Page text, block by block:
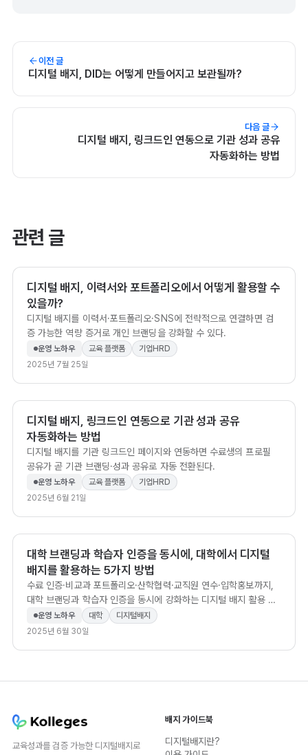
이전 글
디지털 배지, DID는 어떻게 만들어지고 보관될까?
다음 글
디지털 배지, 링크드인 연동으로 기관 성과 공유
자동화하는 방법
관련 글
디지털 배지, 이력서와 포트폴리오에서 어떻게 활용할 수
있을까?
디지털 배지를 이력서·포트폴리오·SNS에 전략적으로 연결하면 검
증 가능한 역량 증거로 개인 브랜딩을 강화할 수 있다.
운영 노하우 교육 플랫폼
기업HRD
2025년 7월 25일
디지털 배지, 링크드인 연동으로 기관 성과 공유
자동화하는 방법
디지털 배지를 기관 링크드인 페이지와 연동하면 수료생의 프로필
공유가 곧 기관 브랜딩·성과 공유로 자동 전환된다.
운영 노하우 교육 플랫폼
기업HRD
2025년 6월 21일
대학 브랜딩과 학습자 인증을 동시에, 대학에서 디지털
배지를 활용하는 5가지 방법
수료 인증·비교과 포트폴리오·산학협력·교직원 연수·입학홍보까지,
대학 브랜딩과 학습자 인증을 동시에 강화하는 디지털 배지 활용 5
가지 방법을 소개합니다.
운영 노하우 대학
디지털배지
2025년 6월 30일
교육성과를 검증 가능한 디지털배지로
배지 가이드북
디지털배지란?